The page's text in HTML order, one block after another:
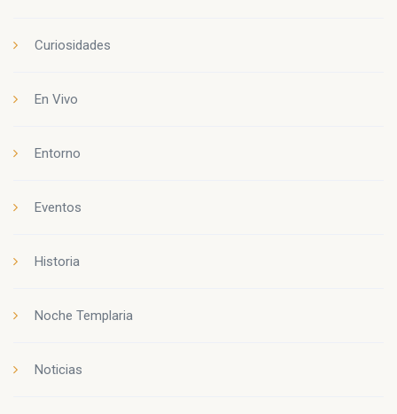
Curiosidades
En Vivo
Entorno
Eventos
Historia
Noche Templaria
Noticias